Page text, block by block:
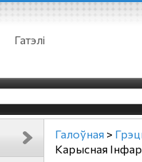
Гатэлі
Галоўная >
Карысная